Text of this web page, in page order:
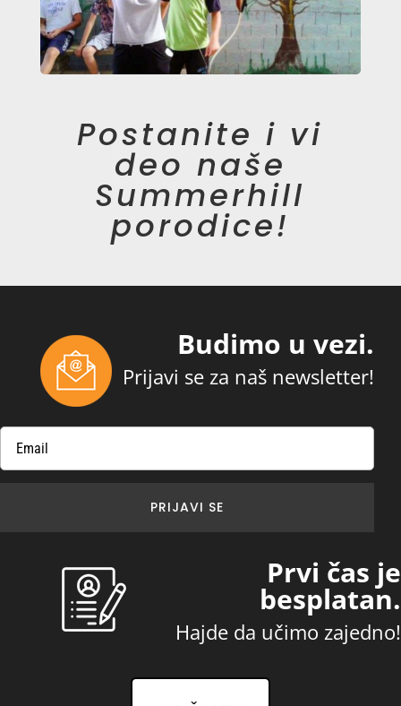
Postanite i vi
deo naše
Summerhill
porodice!
Budimo u vezi.
Prijavi se za naš newsletter!
PRIJAVI SE
Prvi čas je
besplatan.
Hajde da učimo zajedno!